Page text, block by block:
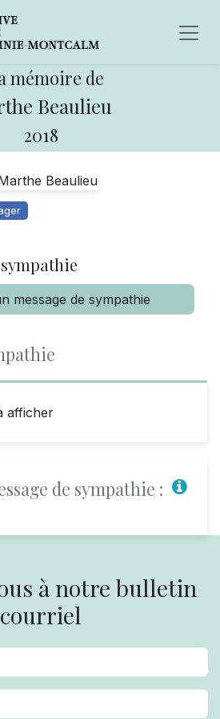
mémoire de
Beaulieu
2018
message de sympathie
afficher
de sympathie :
à notre bulletin
courriel